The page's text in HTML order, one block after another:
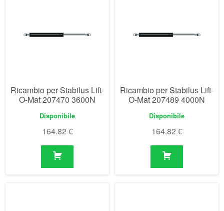
Ricambio per Stabilus Lift-
O-Mat 207470 3600N
Disponibile
164.82 €
Ricambio per Stabilus Lift-
O-Mat 207489 4000N
Disponibile
164.82 €